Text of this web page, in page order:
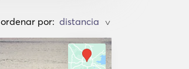
ordenar por: >